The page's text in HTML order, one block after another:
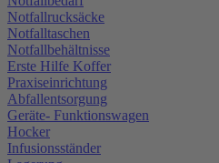
Notfallrucksäcke
Notfalltaschen
Notfallbehältnisse
Erste Hilfe Koffer
Praxiseinrichtung
Abfallentsorgung
Geräte- Funktionswagen
Hocker
Infusionsständer